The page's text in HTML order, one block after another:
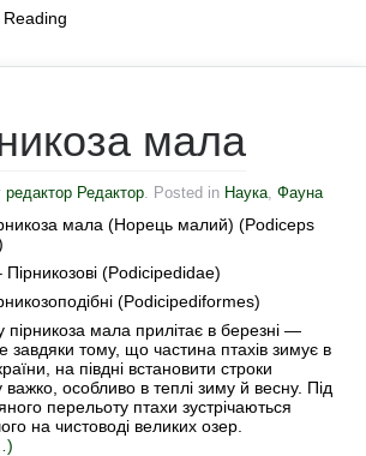
мала
редактор Редактор . Posted in Наука Фауна
мала (Норець малий) (Podiceps
(Podicipedidae)
(Podicipediformes)
пірникоза мала прилітає в березні —
завдяки тому, що частина птахів зимує в
на півдні встановити строки
важко, особливо в теплі зиму й весну. Під
перельоту птахи зустрічаються
на чистоводі великих озер.